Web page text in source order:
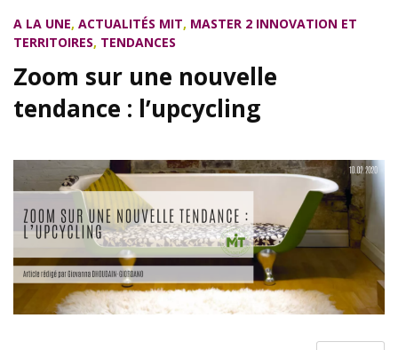
A LA UNE, ACTUALITÉS MIT, MASTER 2 INNOVATION ET
TERRITOIRES, TENDANCES
Zoom sur une nouvelle
tendance : l’upcycling